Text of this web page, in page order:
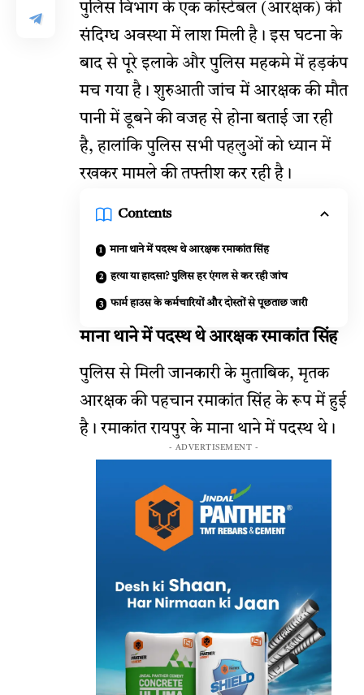
पुलिस विभाग के एक कांस्टेबल (आरक्षक) की
संदिग्ध अवस्था में लाश मिली है। इस घटना के
बाद से पूरे इलाके और पुलिस महकमे में हड़कंप
मच गया है। शुरुआती जांच में आरक्षक की मौत
पानी में डूबने की वजह से होना बताई जा रही
है, हालांकि पुलिस सभी पहलुओं को ध्यान में
रखकर मामले की तफ्तीश कर रही है।
Contents
माना थाने में पदस्थ थे आरक्षक रमाकांत सिंह
हत्या या हादसा? पुलिस हर एंगल से कर रही जांच
फार्म हाउस के कर्मचारियों और दोस्तों से पूछताछ जारी
माना थाने में पदस्थ थे आरक्षक रमाकांत सिंह
पुलिस से मिली जानकारी के मुताबिक, मृतक
आरक्षक की पहचान रमाकांत सिंह के रूप में हुई
है। रमाकांत रायपुर के माना थाने में पदस्थ थे।
- ADVERTISEMENT -